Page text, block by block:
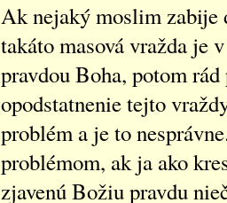
Ak nejaký moslim zabije
takáto masová vražda je
pravdou Boha, potom
opodstatnenie tejto
problém a je to
problémom, ak ja ako
zjavenú Božiu pravdu